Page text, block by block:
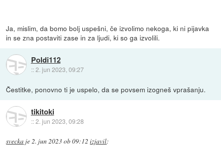
Ja, mislim, da bomo bolj uspešni, če izvolimo nekoga, ki ni pijavka
in se zna postaviti zase in za ljudi, ki so ga izvolili.
Poldi112
::2. jun 2023, 09:27
Čestitke, ponovno ti je uspelo, da se povsem izogneš vprašanju.
tikitoki
::2. jun 2023, 09:28
svecka je 2. jun 2023 ob 09:12 izjavil: